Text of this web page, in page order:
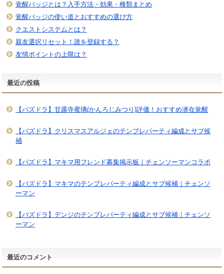
覚醒バッジとは？入手方法・効果・種類まとめ
覚醒バッジの使い道とおすすめの選び方
クエストシステムとは？
親友選択リセット！誰を登録する？
友情ポイントの上限は？
最近の投稿
【パズドラ】甘露寺蜜璃(かんろじみつり)評価！おすすめ潜在覚醒
【パズドラ】クリスマスアルジェのテンプレパーティ編成とサブ候
補
【パズドラ】マキマ用フレンド募集掲示板｜チェンソーマンコラボ
【パズドラ】マキマのテンプレパーティ編成とサブ候補｜チェンソ
ーマン
【パズドラ】デンジのテンプレパーティ編成とサブ候補｜チェンソ
ーマン
最近のコメント